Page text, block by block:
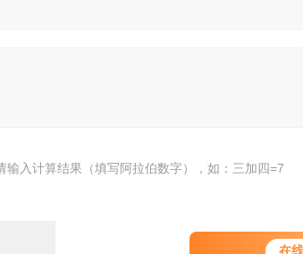
在
输入计算结果（填写阿拉伯数字），如：三加四=7